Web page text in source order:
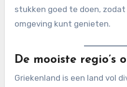
stukken goed te doen,
omgeving kunt genieten.
De mooiste regio’s
Griekenland is een land vol